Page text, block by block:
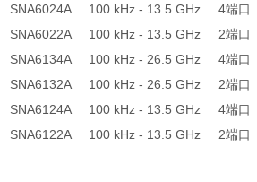
SNA6024A
100 kHz - 13.5 GHz 4端口
SNA6022A
100 kHz - 13.5 GHz 2端口
SNA6134A
100 kHz - 26.5 GHz 4端口
SNA6132A
100 kHz - 26.5 GHz 2端口
SNA6124A
100 kHz - 13.5 GHz 4端口
SNA6122A
100 kHz - 13.5 GHz 2端口